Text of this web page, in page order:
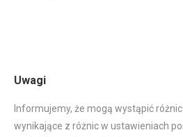
Uwagi
Informujemy, że mogą wystąpić
wynikające z różnic w ustawieniach